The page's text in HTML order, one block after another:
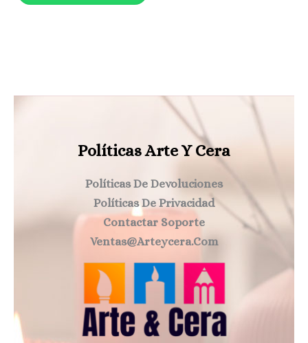
Políticas Arte Y Cera
Políticas De Devoluciones
Políticas De Privacidad
Contactar Soporte
Ventas@arteycera.com